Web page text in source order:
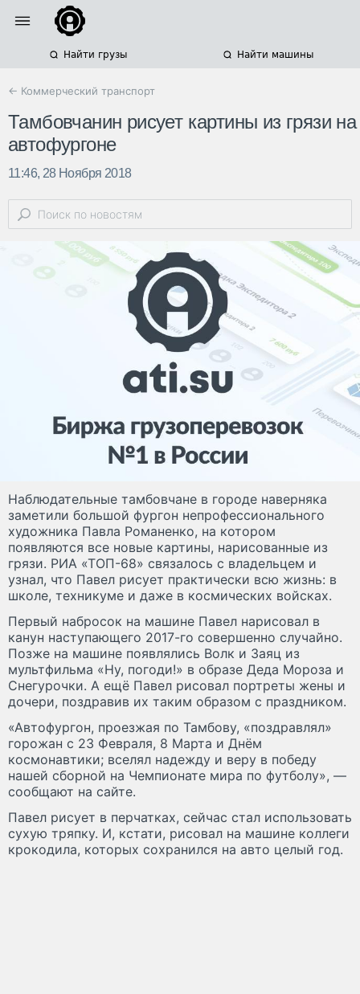
Найти грузы Найти машины
← Коммерческий транспорт
Тамбовчанин рисует картины из грязи на
автофургоне
11:46, 28 Ноября 2018
Наблюдательные тамбовчане в городе наверняка
заметили большой фургон непрофессионального
художника Павла Романенко, на котором
появляются все новые картины, нарисованные из
грязи. РИА «ТОП-68» связалось с владельцем и
узнал, что Павел рисует практически всю жизнь: в
школе, техникуме и даже в космических войсках.
Первый набросок на машине Павел нарисовал в
канун наступающего 2017-го совершенно случайно.
Позже на машине появлялись Волк и Заяц из
мультфильма «Ну, погоди!» в образе Деда Мороза и
Снегурочки. А ещё Павел рисовал портреты жены и
дочери, поздравив их таким образом с праздником.
«Автофургон, проезжая по Тамбову, «поздравлял»
горожан с 23 Февраля, 8 Марта и Днём
космонавтики; вселял надежду и веру в победу
нашей сборной на Чемпионате мира по футболу», —
сообщают на сайте.
Павел рисует в перчатках, сейчас стал использовать
сухую тряпку. И, кстати, рисовал на машине коллеги
крокодила, которых сохранился на авто целый год.